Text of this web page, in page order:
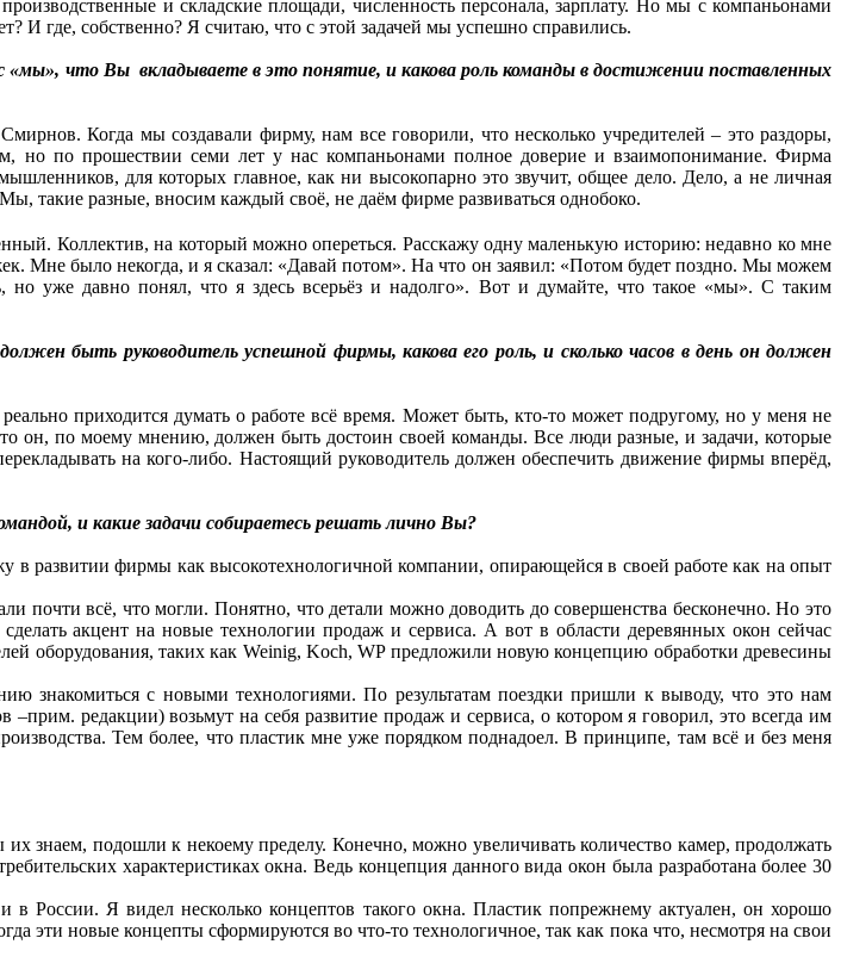
и складские площади, численность персонала, зарплату. Но мы с компаньонами
И где, собственно? Я считаю, что с этой задачей мы успешно справились.
что Вы вкладываете в это понятие, и какова роль команды в достижении поставленных
Когда мы создавали фирму, нам все говорили, что несколько учредителей – это раздоры,
но по прошествии семи лет у нас компаньонами полное доверие и взаимопонимание. Фирма
для которых главное, как ни высокопарно это звучит, общее дело. Дело, а не личная
такие разные, вносим каждый своё, не даём фирме развиваться однобоко.
Коллектив, на который можно опереться. Расскажу одну маленькую историю: недавно ко мне
Мне было некогда, и я сказал: «Давай потом». На что он заявил: «Потом будет поздно. Мы можем
уже давно понял, что я здесь всерьёз и надолго». Вот и думайте, что такое «мы». С таким
быть руководитель успешной фирмы, какова его роль, и сколько часов в день он должен
приходится думать о работе всё время. Может быть, кто-то может подругому, но у меня не
он, по моему мнению, должен быть достоин своей команды. Все люди разные, и задачи, которые
на кого-либо. Настоящий руководитель должен обеспечить движение фирмы вперёд,
и какие задачи собираетесь решать лично Вы?
развитии фирмы как высокотехнологичной компании, опирающейся в своей работе как на опыт
почти всё, что могли. Понятно, что детали можно доводить до совершенства бесконечно. Но это
акцент на новые технологии продаж и сервиса. А вот в области деревянных окон сейчас
оборудования, таких как Weinig, Koch, WP предложили новую концепцию обработки древесины
знакомиться с новыми технологиями. По результатам поездки пришли к выводу, что это нам
редакции) возьмут на себя развитие продаж и сервиса, о котором я говорил, это всегда им
Тем более, что пластик мне уже порядком поднадоел. В принципе, там всё и без меня
знаем, подошли к некоему пределу. Конечно, можно увеличивать количество камер, продолжать
характеристиках окна. Ведь концепция данного вида окон была разработана более 30
России. Я видел несколько концептов такого окна. Пластик попрежнему актуален, он хорошо
эти новые концепты сформируются во что-то технологичное, так как пока что, несмотря на свои